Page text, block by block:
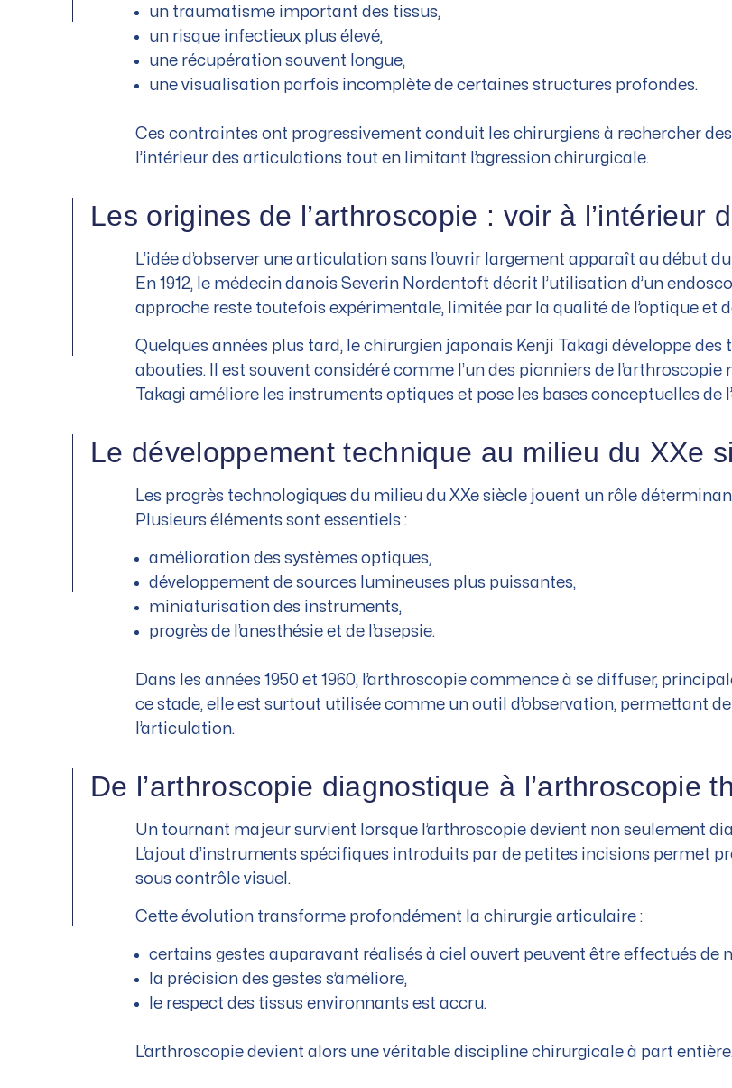
un traumatisme important des tissus,
un risque infectieux plus élevé,
une récupération souvent longue,
une visualisation parfois incomplète de certaines structures profondes.
Ces contraintes ont progressivement conduit les chirurgiens à rechercher
l’intérieur des articulations tout en limitant l’agression chirurgicale.
Les origines de l’arthroscopie : voir à l’intérieur
L’idée d’observer une articulation sans l’ouvrir largement apparaît au début du
En 1912, le médecin danois Severin Nordentoft décrit l’utilisation d’un
approche reste toutefois expérimentale, limitée par la qualité de l’optique et
Quelques années plus tard, le chirurgien japonais Kenji Takagi développe
abouties. Il est souvent considéré comme l’un des pionniers de l’arthroscopie
Takagi améliore les instruments optiques et pose les bases conceptuelles
Le développement technique au milieu du XXe
Les progrès technologiques du milieu du XXe siècle jouent un rôle
Plusieurs éléments sont essentiels :
amélioration des systèmes optiques,
développement de sources lumineuses plus puissantes,
miniaturisation des instruments,
progrès de l’anesthésie et de l’asepsie.
Dans les années 1950 et 1960, l’arthroscopie commence à se diffuser,
ce stade, elle est surtout utilisée comme un outil d’observation, permettant
l’articulation.
De l’arthroscopie diagnostique à l’arthroscopie
Un tournant majeur survient lorsque l’arthroscopie devient non seulement
L’ajout d’instruments spécifiques introduits par de petites incisions permet
sous contrôle visuel.
Cette évolution transforme profondément la chirurgie articulaire :
certains gestes auparavant réalisés à ciel ouvert peuvent être effectués de
la précision des gestes s’améliore,
le respect des tissus environnants est accru.
L’arthroscopie devient alors une véritable discipline chirurgicale à part entière.